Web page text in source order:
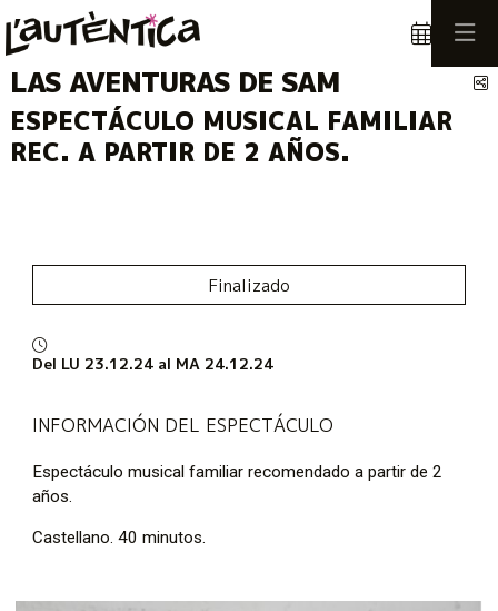
LAS AVENTURAS DE SAM
ESPECTÁCULO MUSICAL FAMILIAR
REC. A PARTIR DE 2 AÑOS.
Finalizado
Del LU 23.12.24 al MA 24.12.24
INFORMACIÓN DEL ESPECTÁCULO
Espectáculo musical familiar recomendado a partir de 2
años.
Castellano. 40 minutos.